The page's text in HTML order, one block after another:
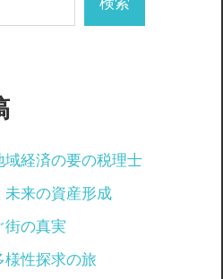
経済の要の税理士
来の資産形成
の真実
性探求の旅